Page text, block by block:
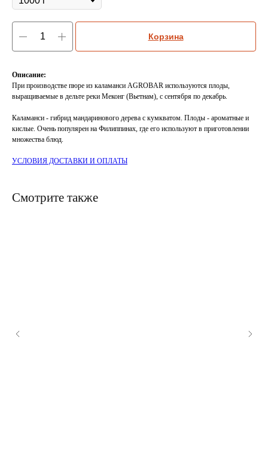
Корзина
Описание:
При производстве пюре из каламанси AGROBAR используются плоды,
выращиваемые в дельте реки Меконг (Вьетнам), с сентября по декабрь.
Каламанси - гибрид мандаринового дерева с кумкватом. Плоды - ароматные и
кислые. Очень популярен на Филиппинах, где его используют в приготовлении
множества блюд.
УСЛОВИЯ ДОСТАВКИ И ОПЛАТЫ
Смотрите также